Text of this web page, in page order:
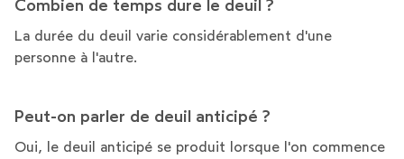
Combien de temps dure le deuil ?
La durée du deuil varie considérablement d'une
personne à l'autre.
Peut-on parler de deuil anticipé ?
Oui, le deuil anticipé se produit lorsque l'on commence